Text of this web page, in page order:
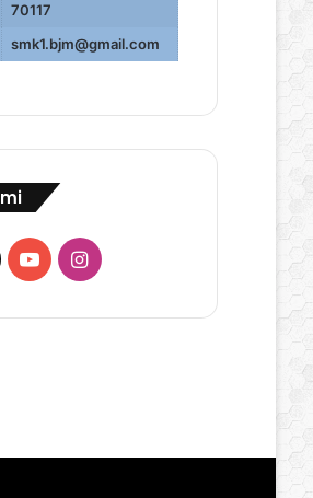
70117
smk1.bjm@gmail.com
X YouTubeInstagram